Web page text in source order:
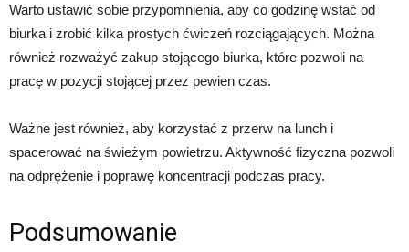
Warto ustawić sobie przypomnienia, aby co godzinę wstać od
biurka i zrobić kilka prostych ćwiczeń rozciągających. Można
również rozważyć zakup stojącego biurka, które pozwoli na
pracę w pozycji stojącej przez pewien czas.
Ważne jest również, aby korzystać z przerw na lunch i
spacerować na świeżym powietrzu. Aktywność fizyczna pozwoli
na odprężenie i poprawę koncentracji podczas pracy.
Podsumowanie